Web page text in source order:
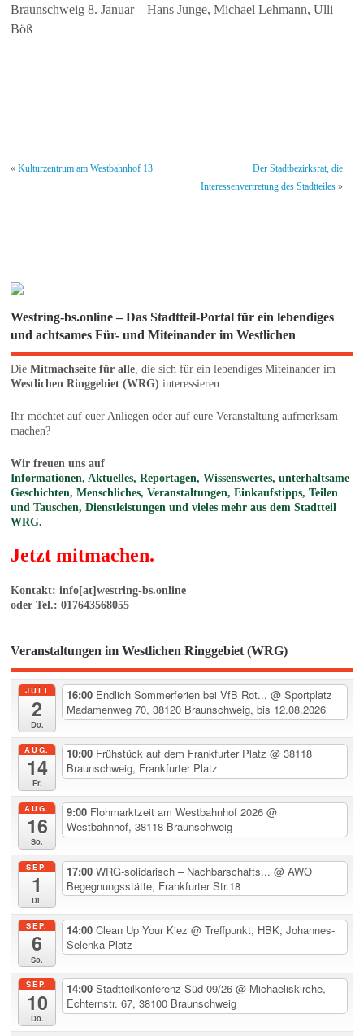
Braunschweig 8. Januar Hans Junge, Michael Lehmann, Ulli
Böß
«Kulturzentrum am Westbahnhof 13
Der Stadtbezirksrat, die
Interessenvertretung des Stadtteiles»
Westring-bs.online – Das Stadtteil-Portal für ein lebendiges
und achtsames Für- und Miteinander im Westlichen
DieMitmachseite für alle, die sich für ein lebendiges Miteinander im
Westlichen Ringgebiet (WRG) interessieren.
Ihr möchtet auf euer Anliegen oder auf eure Veranstaltung aufmerksam
machen?
Wir freuen uns auf
Informationen, Aktuelles, Reportagen, Wissenswertes, unterhaltsame
Geschichten, Menschliches, Veranstaltungen, Einkaufstipps, Teilen
und Tauschen, Dienstleistungen und vieles mehr aus dem Stadtteil
WRG.
Jetzt mitmachen.
Kontakt: info[at]westring-bs.online
oder Tel.: 017643568055
Veranstaltungen im Westlichen Ringgebiet (WRG)
JULI
2
Do.
16:00 Endlich Sommerferien bei VfB Rot...@ Sportplatz
Madamenweg 70, 38120 Braunschweig, bis 12.08.2026
AUG.
14
Fr.
10:00 Frühstück auf dem Frankfurter Platz@ 38118
Braunschweig, Frankfurter Platz
AUG.
16
So.
9:00 Flohmarktzeit am Westbahnhof 2026@
Westbahnhof, 38118 Braunschweig
SEP.
1
Di.
17:00WRG-solidarisch – Nachbarschafts...@ AWO
Begegnungsstätte, Frankfurter Str.18
SEP.
6
So.
14:00Clean Up Your Kiez@ Treffpunkt, HBK, Johannes-
Selenka-Platz
SEP.
10
Do.
14:00Stadtteilkonferenz Süd 09/26@ Michaeliskirche,
Echternstr. 67, 38100 Braunschweig